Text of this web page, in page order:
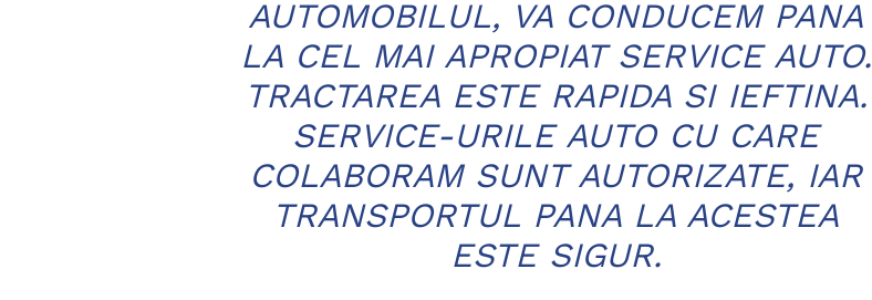
AUTOMOBILUL, VA CONDUCEM PANA
LA CEL MAI APROPIAT SERVICE AUTO.
TRACTAREA ESTE RAPIDA SI IEFTINA.
SERVICE-URILE AUTO CU CARE
COLABORAM SUNT AUTORIZATE, IAR
TRANSPORTUL PANA LA ACESTEA
ESTE SIGUR.